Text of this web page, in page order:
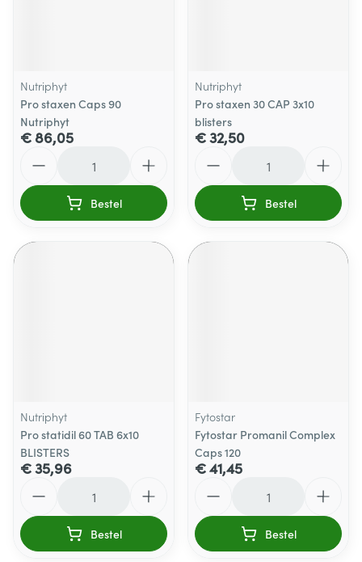
Nutriphyt
Pro staxen Caps 90
Nutriphyt
€ 86,05
Bestel
Nutriphyt
Pro staxen 30 CAP 3x10
blisters
€ 32,50
Bestel
Nutriphyt
Pro statidil 60 TAB 6x10
BLISTERS
€ 35,96
Bestel
Fytostar
Fytostar Promanil Complex
Caps 120
€ 41,45
Bestel